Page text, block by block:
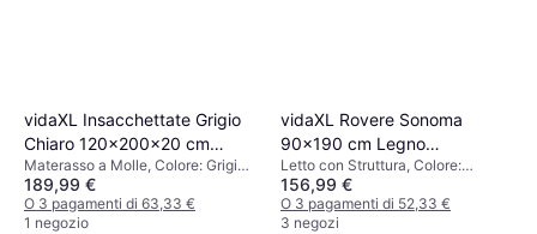
vidaXL Insacchettate Grigio
Chiaro 120x200x20 cm
Materasso a Molle
Materasso a Molle, Colore: Grigio,
Riempimento: Schiuma, Materiale:
Poliestere, Tessuto, Spessore
Materasso: 20 cm, Fermezza:
189,99 €
O 3 pagamenti di 63,33 €
1 negozio
vidaXL Rovere Sonoma
90x190 cm Legno
Ingegnerizzato Letto con
Struttura
Letto con Struttura, Colore:
Marrone, Naturale, Materiale:
Quercia, Legno
156,99 €
O 3 pagamenti di 52,33 €
3 negozi